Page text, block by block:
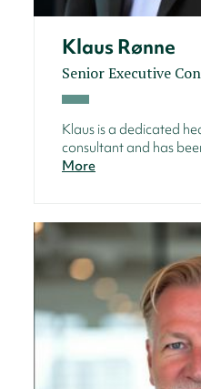
Klaus Rønne
Senior Executive
Klaus is a dedicated
consultant and has
More